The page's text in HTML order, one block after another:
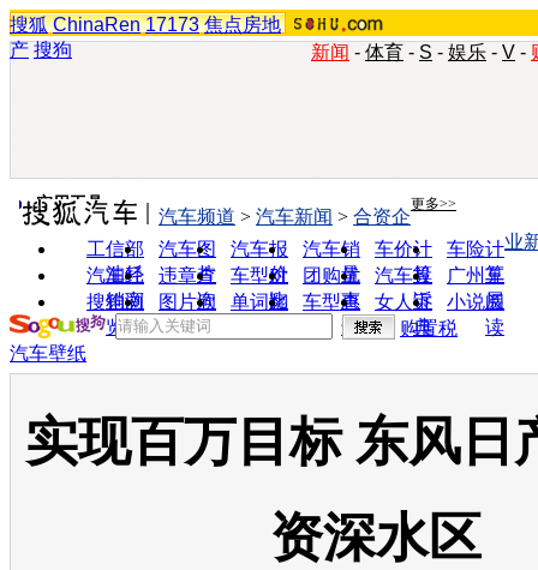
搜狐 ChinaRen 17173 焦点房地
产 搜狗 新闻 - 体育 - S - 娱乐 - V -
实用工具 更多>>
工信部
油耗
汽车图
片
汽车报
价
汽车销
量
车价计
算
车险计
算
汽车经
销商
违章查
询
车型对
比
团购优
惠
汽车投
诉
广州车
展
搜狗浏
览器
图片欣
赏
单词翻
车型查
询
女人宝
典
小说阅
读
汽车频道 > 汽车新闻 > 合资企
业
购置税
汽车壁纸
实现百万目标 东风日
资深水区